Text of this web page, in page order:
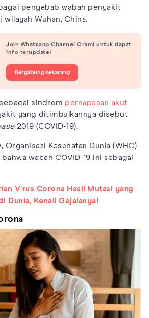
penyebab wabah penyakit
wilayah Wuhan, China.
Join Whatsapp Channel Orami untuk dapat
info terupdate!
Bergabung sekarang
sindrom pernapasan akut
yang ditimbulkannya disebut
2019 (COVID-19).
Organisasi Kesehatan Dunia (WHO)
wabah COVID-19 ini sebagai
Virus Corona Hasil Mutasi yang
Dunia, Kenali Gejalanya!